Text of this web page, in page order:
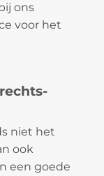
ons
voor het
niet het
ook
een goede